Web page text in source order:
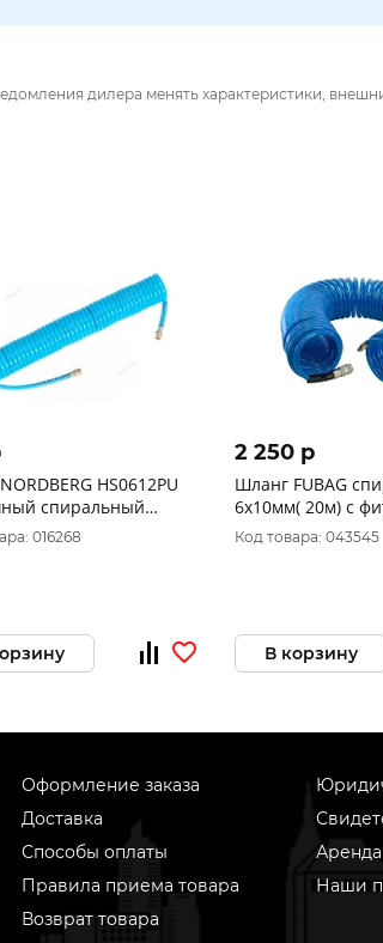
дилера менять характеристики,
спиральный
6х8мм, 12 м
016268
2 250 p
Шланг FUBAG
6х10мм( 20м) с
рапид 170303
Код товара: 043545
В корзину
Оформление заказа
Доставка
Способы оплаты
Правила приема товара
Возврат товара
Наши